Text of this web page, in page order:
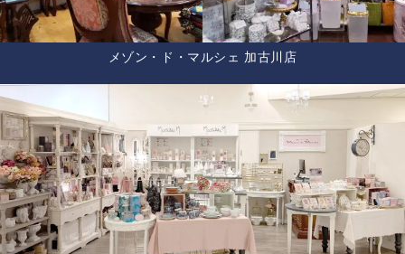
メゾン・ド・マルシェ 加古川店